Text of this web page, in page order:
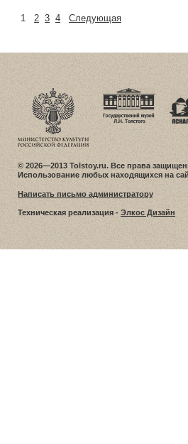
1 2 3 4 Следующая
© 2026—2013 Tolstoy.ru. Все права
Использование любых находящихся на
Написать письмо администратору
Техническая реализация - Элкос Дизайн